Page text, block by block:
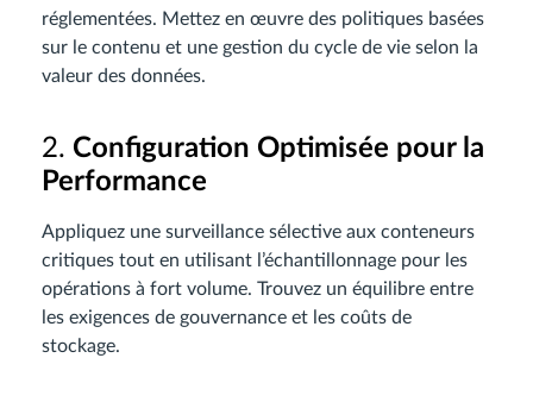
réglementées. Mettez en œuvre des politiques basées
sur le contenu et une gestion du cycle de vie selon la
valeur des données.
2. Configuration Optimisée pour la
Performance
Appliquez une surveillance sélective aux conteneurs
critiques tout en utilisant l’échantillonnage pour les
opérations à fort volume. Trouvez un équilibre entre
les exigences de gouvernance et les coûts de
stockage.